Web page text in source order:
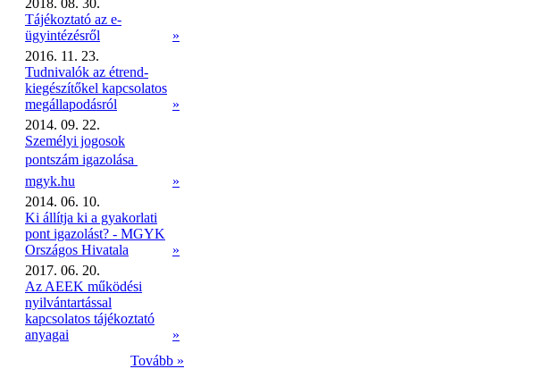
2018. 08. 30.
Tájékoztató az e-
ügyintézésről
»
2016. 11. 23.
Tudnivalók az étrend-
kiegészítőkel kapcsolatos
megállapodásról
»
2014. 09. 22.
Személyi jogosok
pontszám igazolása 
mgyk.hu
»
2014. 06. 10.
Ki állítja ki a gyakorlati
pont igazolást? - MGYK
Országos Hivatala
»
2017. 06. 20.
Az AEEK működési
nyilvántartással
kapcsolatos tájékoztató
anyagai
»
Tovább »